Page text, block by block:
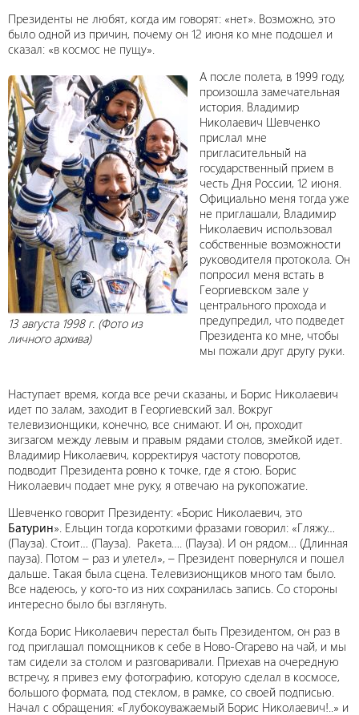
Президенты не любят, когда им говорят: «нет». Возможно, это
было одной из причин, почему он 12 июня ко мне подошел и
сказал: «в космос не пущу».
13 августа 1998 г. (Фото из
личного архива)
А после полета, в 1999 году,
произошла замечательная
история. Владимир
Николаевич Шевченко
прислал мне
пригласительный на
государственный прием в
честь Дня России, 12 июня.
Официально меня тогда уже
не приглашали, Владимир
Николаевич использовал
собственные возможности
руководителя протокола. Он
попросил меня встать в
Георгиевском зале у
центрального прохода и
предупредил, что подведет
Президента ко мне, чтобы
мы пожали друг другу руки.
Наступает время, когда все речи сказаны, и Борис Николаевич
идет по залам, заходит в Георгиевский зал. Вокруг
телевизионщики, конечно, все снимают. И он, проходит
зигзагом между левым и правым рядами столов, змейкой идет.
Владимир Николаевич, корректируя частоту поворотов,
подводит Президента ровно к точке, где я стою. Борис
Николаевич подает мне руку, я отвечаю на рукопожатие.
Шевченко говорит Президенту: «Борис Николаевич, это
Батурин». Ельцин тогда короткими фразами говорил: «Гляжу…
(Пауза). Стоит… (Пауза). Ракета…. (Пауза). И он рядом… (Длинная
пауза). Потом – раз и улетел», – Президент повернулся и пошел
дальше. Такая была сцена. Телевизионщиков много там было.
Все надеюсь, у кого-то из них сохранилась запись. Со стороны
интересно было бы взглянуть.
Когда Борис Николаевич перестал быть Президентом, он раз в
год приглашал помощников к себе в Ново-Огарево на чай, и мы
там сидели за столом и разговаривали. Приехав на очередную
встречу, я привез ему фотографию, которую сделал в космосе,
большого формата, под стеклом, в рамке, со своей подписью.
Начал с обращения: «Глубокоуважаемый Борис Николаевич!..» и